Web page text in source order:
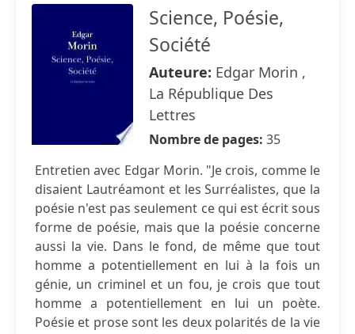
Science, Poésie,
Société
Auteure: Edgar Morin ,
La République Des
Lettres
Nombre de pages: 35
Entretien avec Edgar Morin. "Je crois, comme le
disaient Lautréamont et les Surréalistes, que la
poésie n'est pas seulement ce qui est écrit sous
forme de poésie, mais que la poésie concerne
aussi la vie. Dans le fond, de même que tout
homme a potentiellement en lui à la fois un
génie, un criminel et un fou, je crois que tout
homme a potentiellement en lui un poète.
Poésie et prose sont les deux polarités de la vie